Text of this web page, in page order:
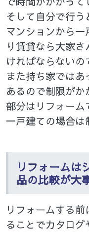
そして自分で行
マンションから
り賃貸なら大家
ければならないの
また持ち家では
あるので制限が
部分はリフォーム
一戸建ての場合は
リフォームは
品の比較が大
リフォームする
ることでカタロ